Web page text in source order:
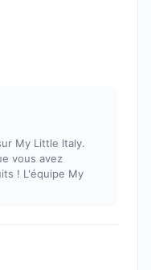
My Little Italy.
vous avez
! L'équipe My